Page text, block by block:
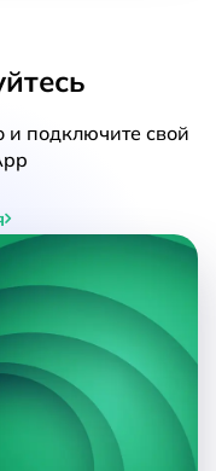
и подключите свой